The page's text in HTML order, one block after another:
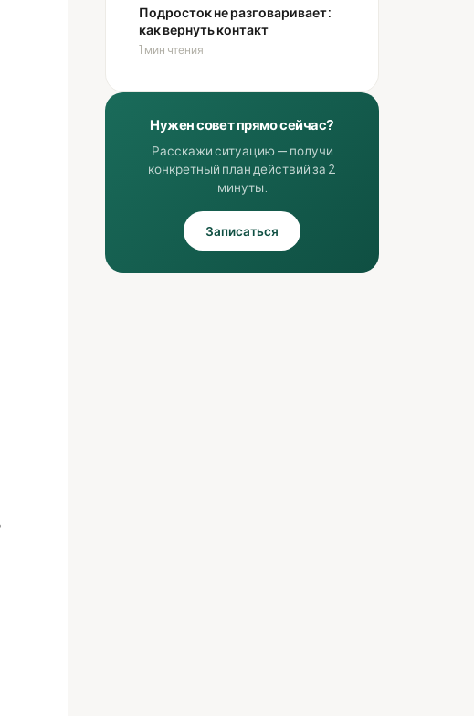
Подросток не разговаривает:
как вернуть контакт
1 мин чтения
Нужен совет прямо сейчас?
Расскажи ситуацию — получи
конкретный план действий за 2
минуты.
Записаться